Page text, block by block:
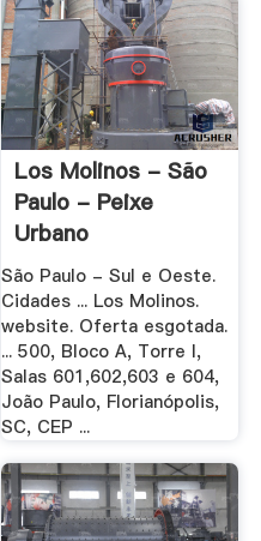
Los Molinos - São
Paulo - Peixe
Urbano
São Paulo - Sul e Oeste.
Cidades ... Los Molinos.
website. Oferta esgotada.
... 500, Bloco A, Torre I,
Salas 601,602,603 e 604,
João Paulo, Florianópolis,
SC, CEP ...